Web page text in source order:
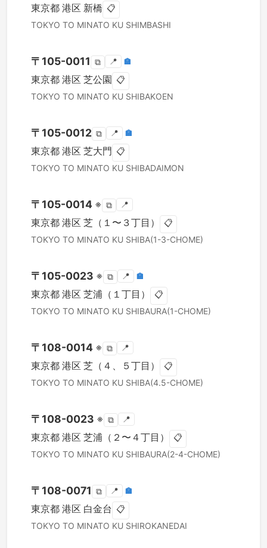
東京都 港区 新橋 📋
TOKYO TO MINATO KU SHIMBASHI
〒 105-0011 ⧉ 📍 🏣
東京都 港区 芝公園 📋
TOKYO TO MINATO KU SHIBAKOEN
〒 105-0012 ⧉ 📍 🏣
東京都 港区 芝大門 📋
TOKYO TO MINATO KU SHIBADAIMON
〒 105-0014 ※ ⧉ 📍
東京都 港区 芝（１〜３丁目） 📋
TOKYO TO MINATO KU SHIBA(1-3-CHOME)
〒 105-0023 ※ ⧉ 📍 🏣
東京都 港区 芝浦（１丁目） 📋
TOKYO TO MINATO KU SHIBAURA(1-CHOME)
〒 108-0014 ※ ⧉ 📍
東京都 港区 芝（４、５丁目） 📋
TOKYO TO MINATO KU SHIBA(4.5-CHOME)
〒 108-0023 ※ ⧉ 📍
東京都 港区 芝浦（２〜４丁目） 📋
TOKYO TO MINATO KU SHIBAURA(2-4-CHOME)
〒 108-0071 ⧉ 📍 🏣
東京都 港区 白金台 📋
TOKYO TO MINATO KU SHIROKANEDAI